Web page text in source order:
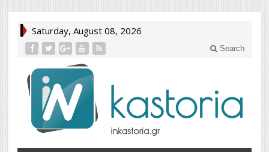
Saturday, August 08, 2026
Search